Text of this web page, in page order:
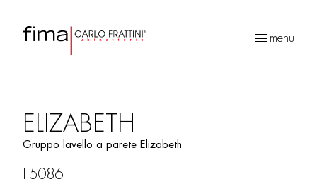
menu
ELIZABETH
Gruppo lavello a parete Elizabeth
F5086